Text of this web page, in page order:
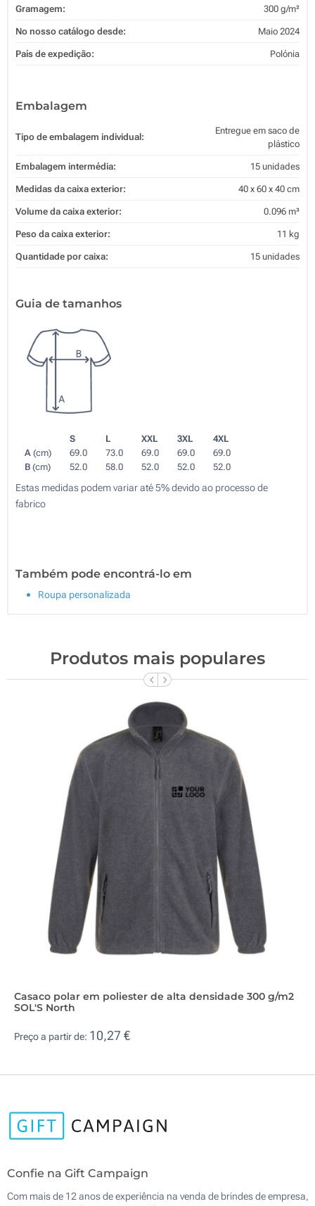
Gramagem: 300 g/m²
No nosso catálogo desde: Maio 2024
País de expedição: Polónia
Embalagem
Tipo de embalagem individual:
Entregue em saco de
plástico
Embalagem intermédia: 15 unidades
Medidas da caixa exterior: 40 x 60 x 40 cm
Volume da caixa exterior: 0.096 m³
Peso da caixa exterior: 11 kg
Quantidade por caixa: 15 unidades
Guia de tamanhos
S L XXL 3XL
4XL
A (cm) 69.0 73.0 69.0 69.0
69.0
B (cm) 52.0 58.0 52.0 52.0 52.0
Estas medidas podem variar até 5% devido ao processo de
fabrico
Também pode encontrá-lo em
Roupa personalizada
Produtos mais populares
Casaco polar em poliester de alta densidade 300 g/m2
SOL'S North
Preço a partir de: 10,27 €
Confie na Gift Campaign
Com mais de 12 anos de experiência na venda de brindes de empresa,